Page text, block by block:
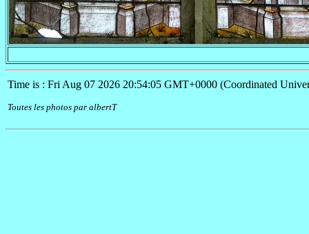
Time is : Fri Aug 07 2026 20:54:05 GMT+0000 (Coordinated
Toutes les photos par albertT